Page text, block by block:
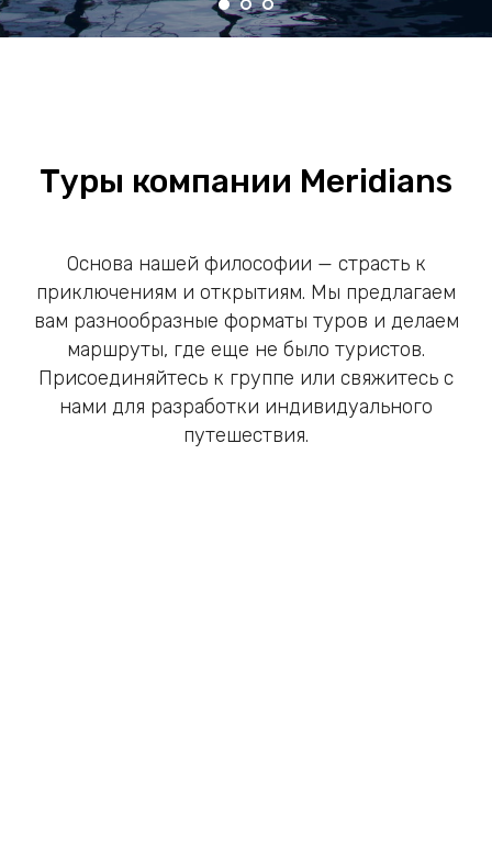
Туры компании Meridians
Основа нашей философии — страсть к
приключениям и открытиям. Мы предлагаем
вам разнообразные форматы туров и делаем
маршруты, где еще не было туристов.
Присоединяйтесь к группе или свяжитесь с
нами для разработки индивидуального
путешествия.